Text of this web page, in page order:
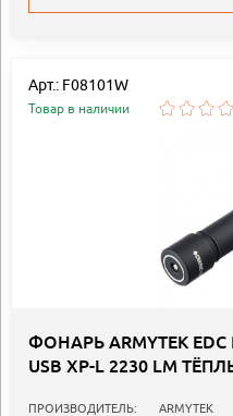
Арт.: F08101W
Товар в наличии
ФОНАРЬ ARMYTEK EDC
USB XP-L 2230 LM
ПРОИЗВОДИТЕЛЬ: ARMYTEK